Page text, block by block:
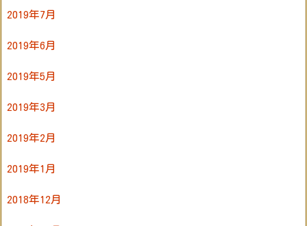
2019年7月
2019年6月
2019年5月
2019年3月
2019年2月
2019年1月
2018年12月